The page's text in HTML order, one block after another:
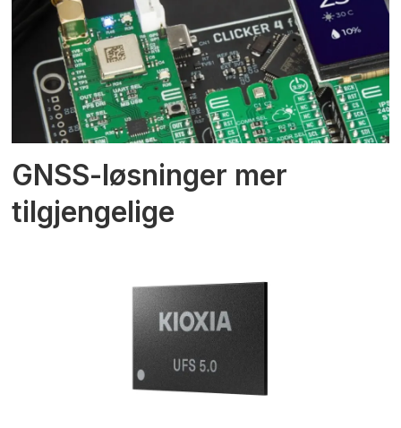
GNSS-løsninger mer
tilgjengelige